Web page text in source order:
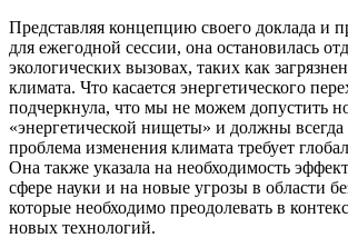
Представляя концепцию своего доклада и
для ежегодной сессии, она остановилась
экологических вызовах, таких как
климата. Что касается энергетического
подчеркнула, что мы не можем допустить
«энергетической нищеты» и должны
проблема изменения климата требует
Она также указала на необходимость
сфере науки и на новые угрозы в области
которые необходимо преодолевать в
новых технологий.